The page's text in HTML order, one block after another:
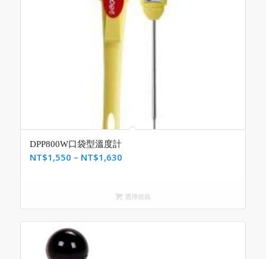
DPP800W口袋型溫度計
NT$1,550 – NT$1,630
選擇規格